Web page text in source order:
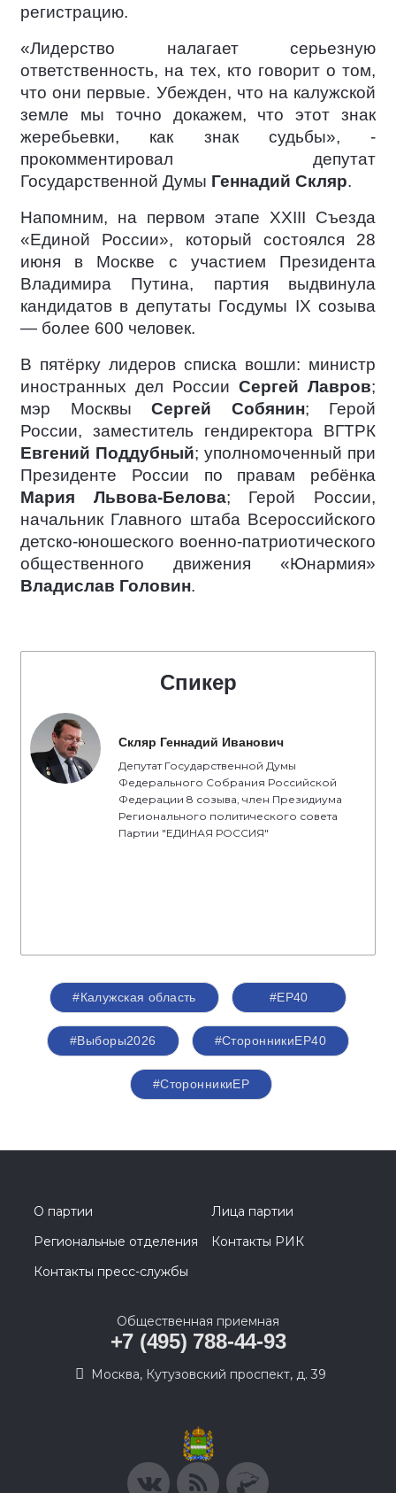
регистрацию.
«Лидерство налагает серьезную
ответственность, на тех, кто говорит о том,
что они первые. Убежден, что на калужской
земле мы точно докажем, что этот знак
жеребьевки, как знак судьбы», -
прокомментировал депутат
Государственной Думы Геннадий Скляр.
Напомним, на первом этапе XXIII Съезда
«Единой России», который состоялся 28
июня в Москве с участием Президента
Владимира Путина, партия выдвинула
кандидатов в депутаты Госдумы IX созыва
— более 600 человек.
В пятёрку лидеров списка вошли: министр
иностранных дел России Сергей Лавров;
мэр Москвы Сергей Собянин; Герой
России, заместитель гендиректора ВГТРК
Евгений Поддубный; уполномоченный при
Президенте России по правам ребёнка
Мария Львова-Белова; Герой России,
начальник Главного штаба Всероссийского
детско-юношеского военно-патриотического
общественного движения «Юнармия»
Владислав Головин.
Спикер
Скляр Геннадий Иванович
Депутат Государственной Думы
Федерального Собрания Российской
Федерации 8 созыва, член Президиума
Регионального политического совета
Партии "ЕДИНАЯ РОССИЯ"
#Калужская область #ЕР40
#Выборы2026 #СторонникиЕР40
#СторонникиЕР
О партии
Лица партии
Региональные отделения
Контакты РИК
Контакты пресс-службы
Общественная приемная
+7 (495) 788-44-93
Москва, Кутузовский проспект, д. 39